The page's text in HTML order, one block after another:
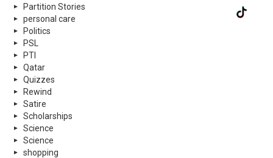
Partition Stories
personal care
Politics
PSL
PTI
Qatar
Quizzes
Rewind
Satire
Scholarships
Science
Science
shopping